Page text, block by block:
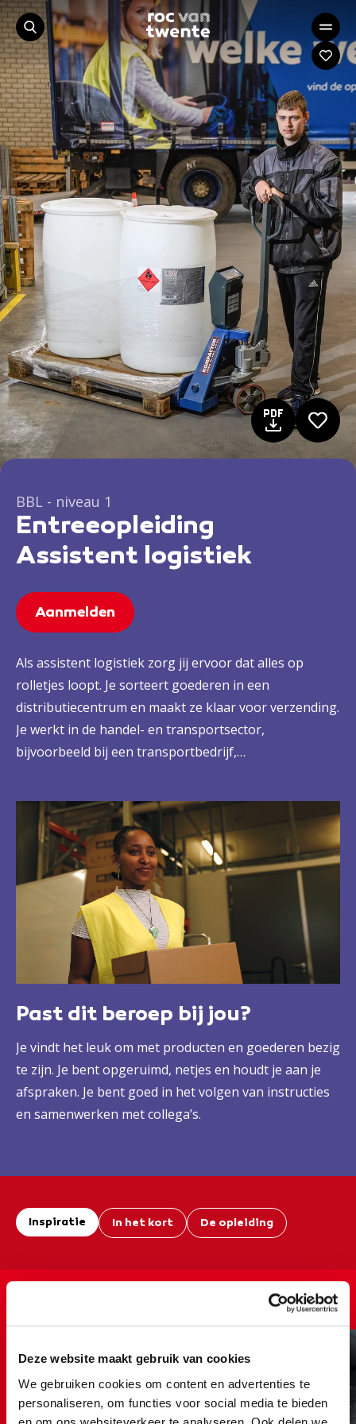
Deze website maakt gebruik van cookies
We gebruiken cookies om content en advertenties te
personaliseren, om functies voor social media te bieden
BBL - niveau 1
Entreeopleiding
Assistent logistiek
Aanmelden
Als assistent logistiek zorg jij ervoor dat alles op
rolletjes loopt. Je sorteert goederen in een
distributiecentrum en maakt ze klaar voor verzending.
Je werkt in de handel- en transportsector,
bijvoorbeeld bij een transportbedrijf,
bedrijf. Je werkt onder begeleiding, maar wel zo
zelfstandig mogelijk.
Past dit beroep bij jou?
Je vindt het leuk om met producten en goederen bezig
te zijn. Je bent opgeruimd, netjes en houdt je aan je
afspraken. Je bent goed in het volgen van instructies
en samenwerken met collega’s.
Inspiratie In het kort De opleiding